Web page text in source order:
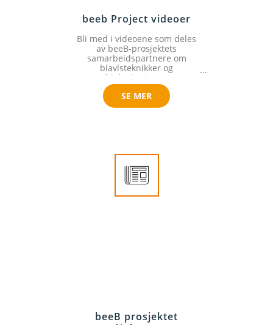
beeb Project videoer
Bli med i videoene som deles
av beeB-prosjektets
samarbeidspartnere om
biavlsteknikker og
biekuriositeter.
SE MER
beeB prosjektet